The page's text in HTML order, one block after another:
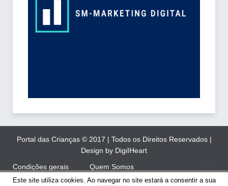
Portal das Crianças © 2017 | Todos os Direitos Reservados |
Design by DigiIHeart
Condições gerais
Quem Somos
Este site utiliza cookies. Ao navegar no site estará a consentir a sua